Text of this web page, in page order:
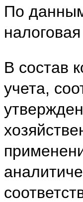
По
В состав
учета,